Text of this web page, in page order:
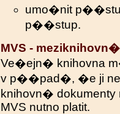
umo�nit
p��stup.
MVS -
Ve�ejn� knihovna
v p��pad�, �e ji
knihovn�
MVS nutno platit.